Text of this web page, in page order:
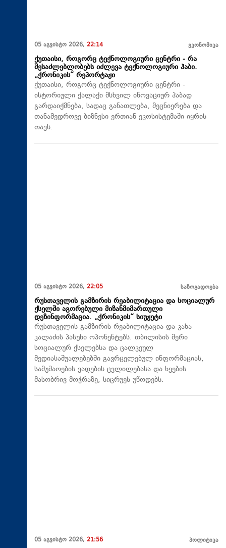
05 აგვისტო 2026, 22:14 ეკონომიკა
ქუთაისი, როგორც ტექნოლოგიური ცენტრი - რა
შესაძლებლობებს იძლევა ტექნოლოგიური ჰაბი.
„ქრონიკის“ რეპორტაჟი
ქუთაისი, როგორც ტექნოლოგიური ცენტრი -
ისტორიული ქალაქი მსხვილ ინოვაციურ ჰაბად
გარდაიქმნება, სადაც განათლება, მეცნიერება და
თანამედროვე ბიზნესი ერთიან ეკოსისტემაში იყრის
თავს.
05 აგვისტო 2026, 22:05 საზოგადოება
რუსთაველის გამზირის რეაბილიტაცია და სოციალურ
ქსელში აგორებული მიზანმიმართული
დეზინფორმაცია. „ქრონიკის“ სიუჟეტი
რუსთაველის გამზირის რეაბილიტაცია და კახა
კალაძის პასუხი ოპონენტებს. თბილისის მერი
სოციალურ ქსელებსა და ცალკეულ
მედიასაშუალებებში გავრცელებულ ინფორმაციას,
სამუშაოების ვადების ცვლილებასა და ხეების
მასობრივ მოჭრაზე, სიცრუეს უწოდებს.
05 აგვისტო 2026, 21:56 პოლიტიკა